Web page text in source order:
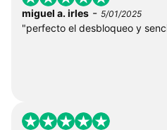
miguel a. irles - 5/01/2025
"perfecto el desbloqueo y